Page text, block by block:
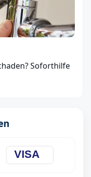
Soforthilfe
VISA